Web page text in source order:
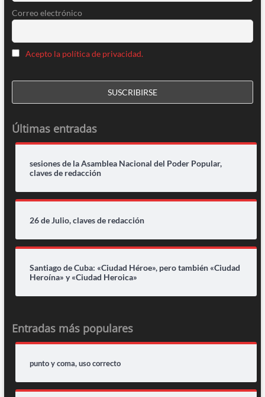
Correo electrónico
Acepto la política de privacidad.
Últimas entradas
sesiones de la Asamblea Nacional del Poder Popular,
claves de redacción
26 de Julio, claves de redacción
Santiago de Cuba: «Ciudad Héroe», pero también «Ciudad
Heroína» y «Ciudad Heroica»
Entradas más populares
punto y coma, uso correcto